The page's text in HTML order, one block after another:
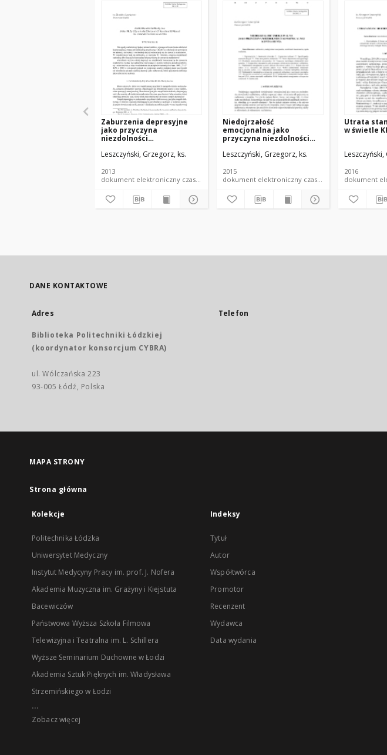
Zaburzenia depresyjne
jako przyczyna
niezdolności
zawarcia małżeństwa
Leszczyński, Grzegorz, ks.
2013
dokument elektroniczny czasopismo
Niedojrzałość
emocjonalna jako
przyczyna niezdolności
kontrahenta
Leszczyński, Grzegorz, ks.
2015
dokument elektroniczny czasopismo
Utrata
w świetle
2016
DANE KONTAKTOWE
Adres
Biblioteka Politechniki Łódzkiej
(koordynator konsorcjum CYBRA)
ul. Wólczańska 223
93-005 Łódź, Polska
Telefon
MAPA STRONY
Strona główna
Kolekcje
Politechnika Łódzka
Uniwersytet Medyczny
Instytut Medycyny Pracy im. prof. J. Nofera
Akademia Muzyczna im. Grażyny i Kiejstuta
Bacewiczów
Państwowa Wyższa Szkoła Filmowa
Telewizyjna i Teatralna im. L. Schillera
Wyższe Seminarium Duchowne w Łodzi
Akademia Sztuk Pięknych im. Władysława
Strzemińskiego w Łodzi
...
Zobacz więcej
Indeksy
Tytuł
Autor
Współtwórca
Promotor
Recenzent
Wydawca
Data wydania